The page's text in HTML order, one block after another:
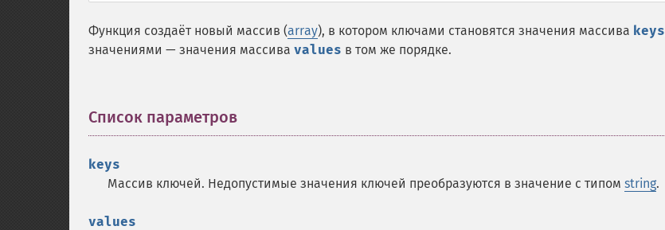
Функция создаёт новый массив (array), в котором ключами становятся значения массива keys
значениями — значения массива values в том же порядке.
Список параметров
keys
Массив ключей. Недопустимые значения ключей преобразуются в значение с типом string.
values